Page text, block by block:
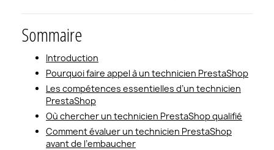
Sommaire
Introduction
Pourquoi faire appel à un technicien PrestaShop
Les compétences essentielles d’un technicien
PrestaShop
Où chercher un technicien PrestaShop qualifié
Comment évaluer un technicien PrestaShop
avant de l’embaucher